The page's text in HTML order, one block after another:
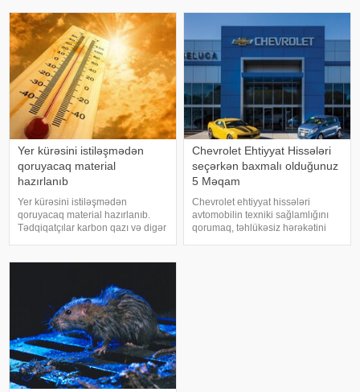
olan qorxunc, nəhəng kəllə
sümüyünün bir hissəsi aşkar
edilib
fəaliyyət göstərir. Müxtəlif sosia
Yer kürəsini istiləşmədən
qoruyacaq material
hazırlanıb
Yer kürəsini istiləşmədən
qoruyacaq material hazırlanıb.
Tədqiqatçılar karbon qazı və digər
Bu barədə "Science Alert"
Chevrolet Ehtiyyat Hissələri
seçərkən baxmalı olduğunuz
5 Məqam
Chevrolet ehtiyyat hissələri
avtomobilin texniki sağlamlığını
qorumaq, təhlükəsiz hərəkətini